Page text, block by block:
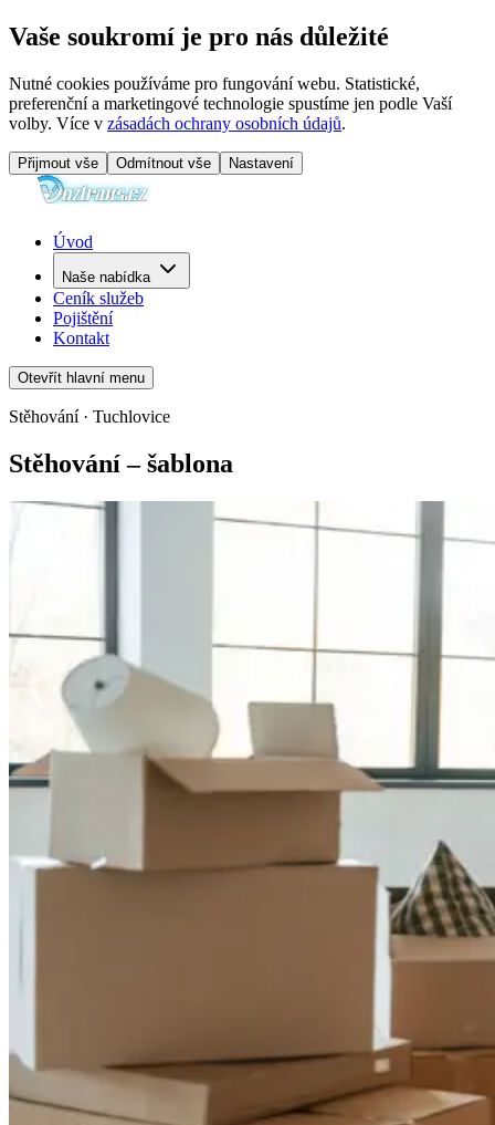
Vaše soukromí je pro nás důležité
Nutné cookies používáme pro fungování webu. Statistické,
preferenční a marketingové technologie spustíme jen podle Vaší
volby. Více v zásadách ochrany osobních údajů.
Přijmout vše Odmítnout vše Nastavení
Úvod
Naše nabídka
Ceník služeb
Pojištění
Kontakt
Otevřít hlavní menu
Stěhování · Tuchlovice
Stěhování – šablona